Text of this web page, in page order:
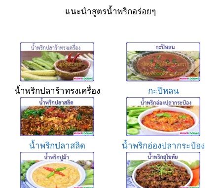
แนะนำสูตรน้ำพริกอร่อยๆ
น้ำพริกปลาร้าทรงเครื่อง กะปิหลน
น้ำพริกปลาสลิด น้ำพริกอ่องปลากระป๋อง